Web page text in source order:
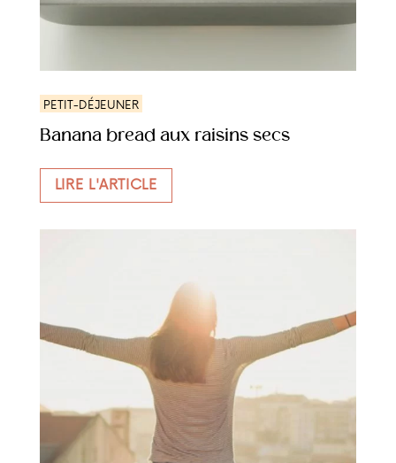
PETIT-DÉJEUNER
Banana bread aux raisins secs
LIRE L'ARTICLE